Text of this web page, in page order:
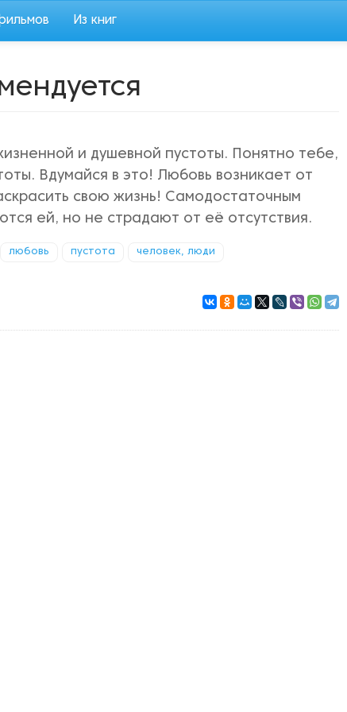
Из книг
и душевной пустоты. Понятно тебе,
Вдумайся в это! Любовь возникает от
свою жизнь! Самодостаточным
ей, но не страдают от её отсутствия.
любовь пустота человек, люди